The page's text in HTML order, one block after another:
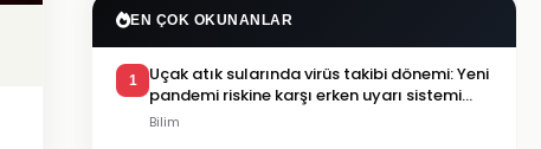
EN ÇOK OKUNANLAR
1
Uçak atık sularında virüs takibi dönemi: Yeni
pandemi riskine karşı erken uyarı sistemi
geliştiriliyor
Bilim